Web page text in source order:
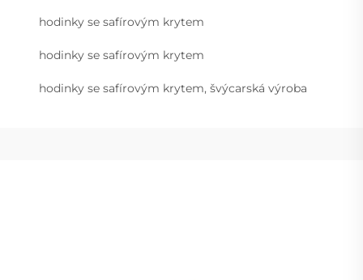
hodinky se safírovým krytem
hodinky se safírovým krytem
hodinky se safírovým krytem, švýcarská výroba